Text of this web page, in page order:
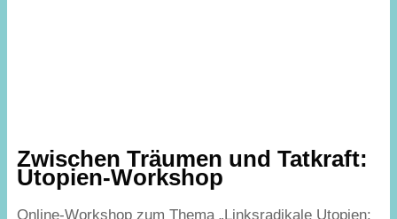
Zwischen Träumen und Tatkraft:
Utopien-Workshop
Online-Workshop zum Thema„Linksradikale Utopien: